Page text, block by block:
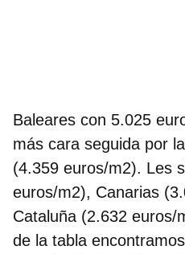
Baleares con 5.025
más cara seguida por
(4.359 euros/m2). Les
euros/m2), Canarias
Cataluña (2.632 euros/
de la tabla